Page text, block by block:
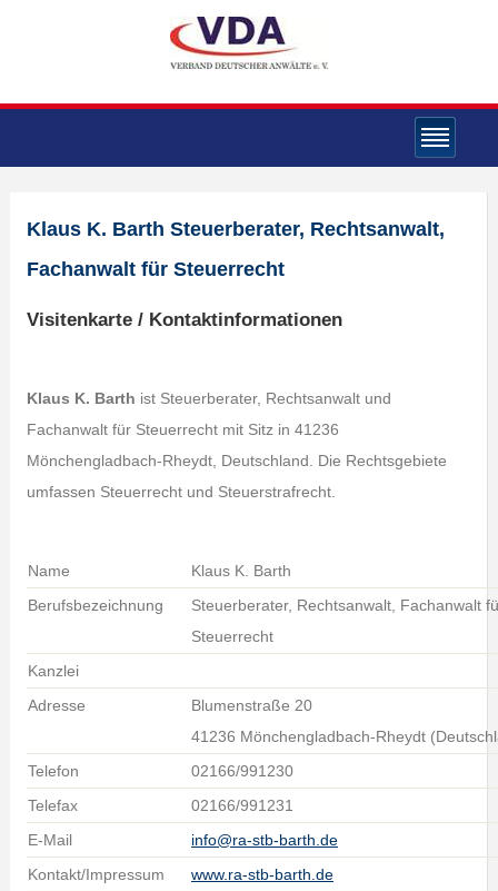
Klaus K. Barth Steuerberater, Rechtsanwalt,
Fachanwalt für Steuerrecht
Visitenkarte / Kontaktinformationen
Klaus K. Barth ist Steuerberater, Rechtsanwalt und
Fachanwalt für Steuerrecht mit Sitz in 41236
Mönchengladbach-Rheydt, Deutschland. Die Rechtsgebiete
umfassen Steuerrecht und Steuerstrafrecht.
Name
Klaus K. Barth
Berufsbezeichnung
Steuerberater, Rechtsanwalt, Fachanwalt
Steuerrecht
Kanzlei
Adresse
Blumenstraße 20
41236 Mönchengladbach-Rheydt
Telefon
02166/991230
Telefax
02166/991231
E-Mail
info@ra-stb-barth.de
Kontakt/Impressum
www.ra-stb-barth.de